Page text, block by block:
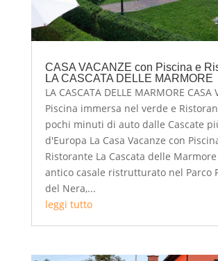
CASA VACANZE con Piscina e
LA CASCATA DELLE MARMORE
LA CASCATA DELLE MARMORE CASA
Piscina immersa nel verde e
pochi minuti di auto dalle Cascate
d'Europa La Casa Vacanze con
Ristorante La Cascata delle
antico casale ristrutturato nel Parco
del Nera,...
leggi tutto